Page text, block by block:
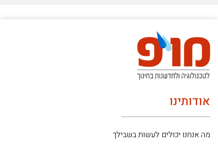
אודותינו
מה אנחנו יכולים לעשות בשבילך